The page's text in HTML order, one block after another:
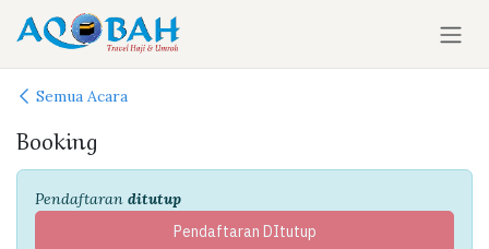
Skip ke Konten
Semua Acara
Booking
Pendaftaran ditutup
Pendaftaran DItutup